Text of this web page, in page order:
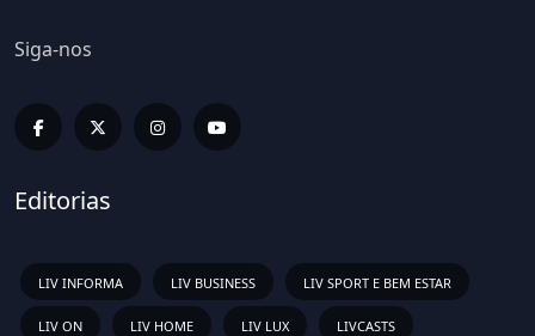
Siga-nos
Editorias
LIV INFORMA LIV BUSINESS LIV SPORT E BEM ESTAR
LIV ON LIV HOME LIV LUX LIVCASTS